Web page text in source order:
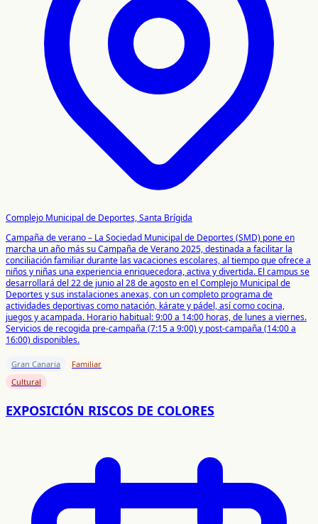
Complejo Municipal de Deportes, Santa Brígida
Campaña de verano – La Sociedad Municipal de Deportes (SMD) pone en
marcha un año más su Campaña de Verano 2025, destinada a facilitar la
conciliación familiar durante las vacaciones escolares, al tiempo que ofrece a
niños y niñas una experiencia enriquecedora, activa y divertida. El campus se
desarrollará del 22 de junio al 28 de agosto en el Complejo Municipal de
Deportes y sus instalaciones anexas, con un completo programa de
actividades deportivas como natación, kárate y pádel, así como cocina,
juegos y acampada. Horario habitual: 9:00 a 14:00 horas, de lunes a viernes.
Servicios de recogida pre-campaña (7:15 a 9:00) y post-campaña (14:00 a
16:00) disponibles.
Gran Canaria
Familiar
Cultural
EXPOSICIÓN RISCOS DE COLORES